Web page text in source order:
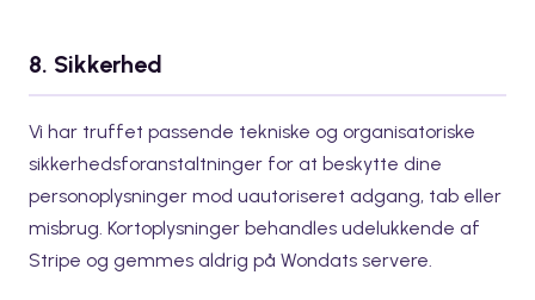
8. Sikkerhed
Vi har truffet passende tekniske og organisatoriske
sikkerhedsforanstaltninger for at beskytte dine
personoplysninger mod uautoriseret adgang, tab eller
misbrug. Kortoplysninger behandles udelukkende af
Stripe og gemmes aldrig på Wondats servere.